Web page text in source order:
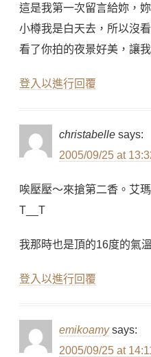
這是我第一次留言給妳，
小樽我是白天去，所以沒
看了你拍的夜景好美，讓
登入以進行回覆
christabelle says:
2005/09/25 at
唉壓壓～來搶第二香。艾
T__T
我那時也是頂的16度的氣
登入以進行回覆
emikoamy says:
2005/09/25 at